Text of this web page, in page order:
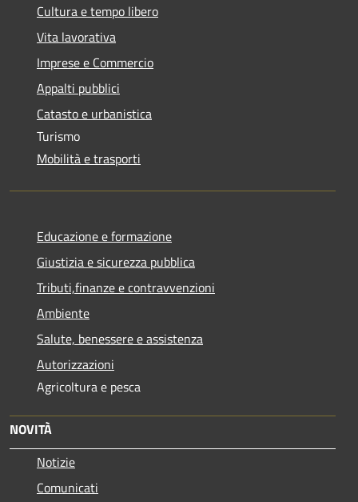
Cultura e tempo libero
Vita lavorativa
Imprese e Commercio
Appalti pubblici
Catasto e urbanistica
Turismo
Mobilità e trasporti
Educazione e formazione
Giustizia e sicurezza pubblica
Tributi,finanze e contravvenzioni
Ambiente
Salute, benessere e assistenza
Autorizzazioni
Agricoltura e pesca
NOVITÀ
Notizie
Comunicati